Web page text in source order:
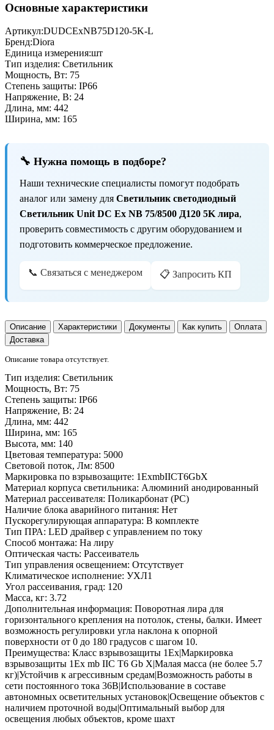
Основные характеристики
Артикул:DUDCExNB75D120-5K-L
Бренд:Diora
Единица измерения:шт
Тип изделия: Светильник
Мощность, Вт: 75
Степень защиты: IP66
Напряжение, В: 24
Длина, мм: 442
Ширина, мм: 165
🔧 Нужна помощь в подборе?
Наши технические специалисты помогут подобрать
аналог или замену для Светильник светодиодный
Светильник Unit DC Ex NB 75/8500 Д120 5K лира,
проверить совместимость с другим оборудованием и
подготовить коммерческое предложение.
📞 Связаться с менеджером 📋 Запросить КП
Описание Характеристики Документы Как купить
Оплата
Доставка
Описание товара отсутствует.
Тип изделия: Светильник
Мощность, Вт: 75
Степень защиты: IP66
Напряжение, В: 24
Длина, мм: 442
Ширина, мм: 165
Высота, мм: 140
Цветовая температура: 5000
Световой поток, Лм: 8500
Маркировка по взрывозащите: 1ExmbIICT6GbX
Материал корпуса светильника: Алюминий анодированный
Материал рассеивателя: Поликарбонат (PC)
Наличие блока аварийного питания: Нет
Пускорегулирующая аппаратура: В комплекте
Тип ПРА: LED драйвер с управлением по току
Способ монтажа: На лиру
Оптическая часть: Рассеиватель
Тип управления освещением: Отсутствует
Климатическое исполнение: УХЛ1
Угол рассеивания, град: 120
Масса, кг: 3.72
Дополнительная информация: Поворотная лира для
горизонтального крепления на потолок, стены, балки. Имеет
возможность регулировки угла наклона к опорной
поверхности от 0 до 180 градусов c шагом 10.
Преимущества: Класс взрывозащиты 1Ex|Маркировка
взрывозащиты 1Ex mb IIC T6 Gb X|Малая масса (не более 5.7
кг)|Устойчив к агрессивным средам|Возможность работы в
сети постоянного тока 36В|Использование в составе
автономных осветительных установок|Освещение объектов с
наличием проточной воды|Оптимальный выбор для
освещения любых объектов, кроме шахт